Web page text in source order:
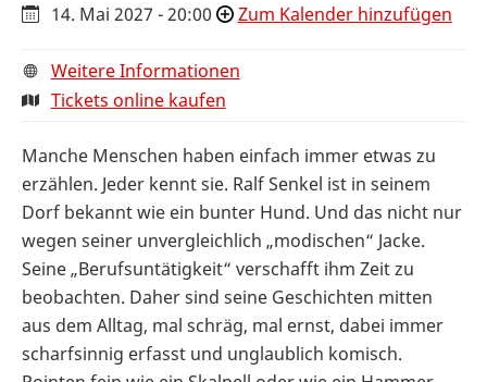
14. Mai 2027 - 20:00 Zum Kalender hinzufügen
Weitere Informationen
Tickets online kaufen
Manche Menschen haben einfach immer etwas zu
erzählen. Jeder kennt sie. Ralf Senkel ist in seinem
Dorf bekannt wie ein bunter Hund. Und das nicht nur
wegen seiner unvergleichlich „modischen“ Jacke.
Seine „Berufsuntätigkeit“ verschafft ihm Zeit zu
beobachten. Daher sind seine Geschichten mitten
aus dem Alltag, mal schräg, mal ernst, dabei immer
scharfsinnig erfasst und unglaublich komisch.